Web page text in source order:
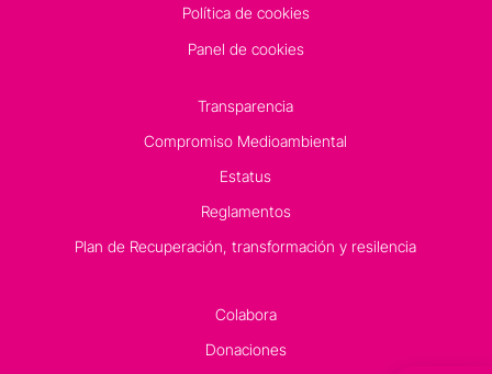
Política de cookies
Panel de cookies
Transparencia
Compromiso Medioambiental
Estatus
Reglamentos
Plan de Recuperación, transformación y resilencia
Colabora
Donaciones